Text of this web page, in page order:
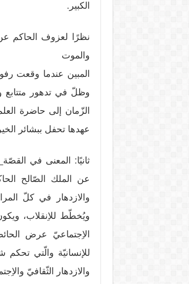
الكبير.
نظرًا لعزوف الحاكم
والموت
المبين عندما وقعت
وظلّ في تدهور متتابع
الزّمان إلى حاضرة
عهدها تحفل ببشائر
ثانيًا: المعنى في
عن الملك الصّالح
والازدهار في كلّ
ويُخطّط للاِنقلاب،
الاِجتماعيّ عرض
للإنسانيّة والّتي تحكم
والازدهار الثّقافيّ